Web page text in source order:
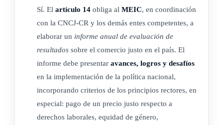
privadas. El comercio justo instituye relaciones comerciales
solidarias, estables, garantizar el pago de un precio justo
(acordado entre los actores de manera dialogada, responsable
y participativa, que cubra los costos de producción, una
remuneración digna del trabajo y pueda ser sostenido por el
mercado), para garantizar la sostenibilidad de la organización
de personas productoras y sus unidades productivas.
b) Promover, a través del comercio justo, el abastecimiento y
Sí. El artículo 14 obliga al MEIC, en coordinación
con la CNCJ-CR y los demás entes competentes, a
elaborar un informe anual de evaluación de
resultados sobre el comercio justo en el país. El
informe debe presentar avances, logros y desafíos
en la implementación de la política nacional,
incorporando criterios de los principios rectores, en
especial: pago de un precio justo respecto a
derechos laborales, equidad de género,